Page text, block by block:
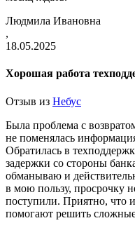
Людмила Ивановна
,
18.05.2025
Хорошая работа
Отзыв из Небус
Была проблема с
не поменялась
Обратилась в
задержки со стороны
обманываю и
в мою пользу, просрочку
поступили. Приятно, что
помогают решить